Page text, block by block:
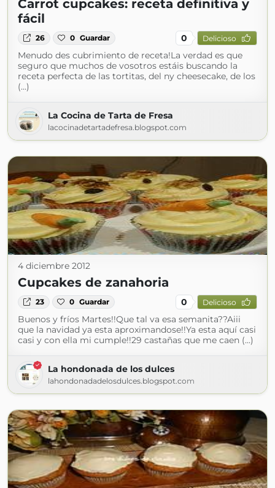
Carrot cupcakes: receta definitiva y
fácil
26 0 Guardar 0 Delicioso
Menudo des cubrimiento de receta!La verdad es que
seguro que muchos de vosotros estáis buscando la
receta perfecta de las tortitas, del ny cheesecake, de los
(...)
La Cocina de Tarta de Fresa
lacocinadetartadefresa.blogspot.com
4 diciembre 2012
Cupcakes de zanahoria
23 0 Guardar 0 Delicioso
Buenos y fríos Martes!!Que tal va esa semanita??Aiii
que la navidad ya esta aproximandose!!Ya esta aquí casi
casi y con ella mi cumple!!29 castañas que me caen (...)
La hondonada de los dulces
lahondonadadelosdulces.blogspot.com